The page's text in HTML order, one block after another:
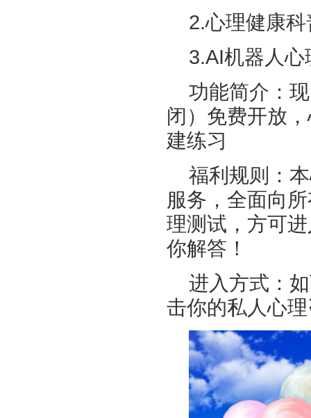
2.心理健康
3.AI机器人
功能简介：
闭）免费开放
建练习
福利规则：
服务，全面向
理测试，方可
你解答！
进入方式：
击你的私人心